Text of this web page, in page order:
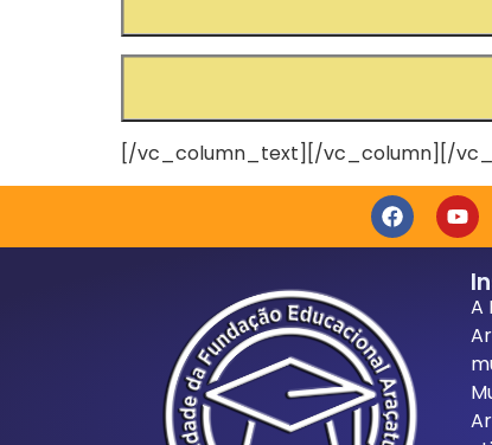
[/vc_column_text][/vc_column][/
A